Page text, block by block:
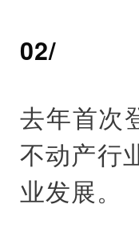
02/
去年首次
不动产行
业发展。